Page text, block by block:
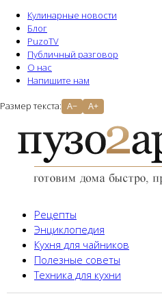
Кулинарные новости
Блог
PuzoTV
Публичный разговор
О нас
Напишите нам
Размер текста: A− A+
Рецепты
Энциклопедия
Кухня для чайников
Полезные советы
Техника для кухни